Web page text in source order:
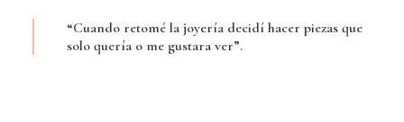
“Cuando retomé la joyería decidí hacer piezas que
solo quería o me gustara ver”.